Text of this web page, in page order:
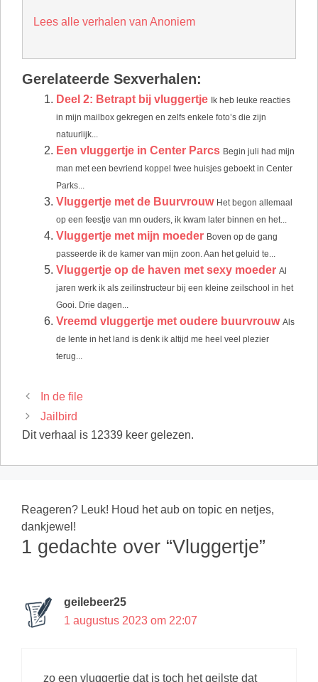
Lees alle verhalen van Anoniem
Gerelateerde Sexverhalen:
Deel 2: Betrapt bij vluggertje Ik heb leuke reacties
in mijn mailbox gekregen en zelfs enkele foto’s die zijn
natuurlijk...
Een vluggertje in Center Parcs Begin juli had mijn
man met een bevriend koppel twee huisjes geboekt in Center
Parks...
Vluggertje met de Buurvrouw Het begon allemaal
op een feestje van mn ouders, ik kwam later binnen en het...
Vluggertje met mijn moeder Boven op de gang
passeerde ik de kamer van mijn zoon. Aan het geluid te...
Vluggertje op de haven met sexy moeder Al
jaren werk ik als zeilinstructeur bij een kleine zeilschool in het
Gooi. Drie dagen...
Vreemd vluggertje met oudere buurvrouw Als
de lente in het land is denk ik altijd me heel veel plezier
terug...
In de file
Jailbird
Dit verhaal is 12339 keer gelezen.
Reageren? Leuk! Houd het aub on topic en netjes,
dankjewel!
1 gedachte over “Vluggertje”
geilebeer25
1 augustus 2023 om 22:07
zo een vluggertje dat is toch het geilste dat